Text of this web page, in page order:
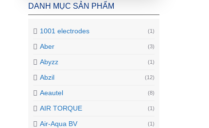
DANH MỤC SẢN PHẨM
1001 electrodes (1)
Aber (3)
Abyzz (1)
Abzil (12)
Aeautel (8)
AIR TORQUE (1)
Air-Aqua BV (1)